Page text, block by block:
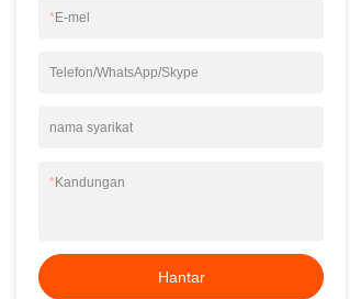
*E-mel
Telefon/WhatsApp/Skype
nama syarikat
*Kandungan
Hantar